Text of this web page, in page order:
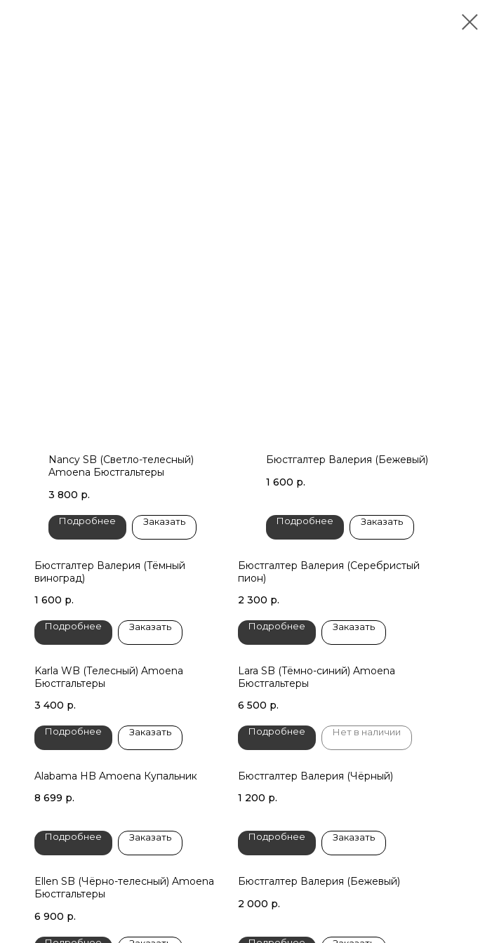
Nancy SB (Светло-телесный)
Amoena Бюстгальтеры
3 800 р.
Подробнее Заказать
Бюстгалтер Валерия (Бежевый)
1 600 р.
Подробнее Заказать
Бюстгалтер Валерия (Тёмный
виноград)
1 600 р.
Подробнее Заказать
Бюстгалтер Валерия (Серебристый
пион)
2 300 р.
Подробнее Заказать
Karla WB (Телесный) Amoena
Бюстгальтеры
3 400 р.
Подробнее Заказать
Lara SB (Тёмно-синий) Amoena
Бюстгальтеры
6 500 р.
Подробнее Нет в наличии
Alabama HB Amoena Купальник
8 699 р.
Подробнее Заказать
Бюстгалтер Валерия (Чёрный)
1 200 р.
Подробнее Заказать
Ellen SB (Чёрно-телесный) Amoena
Бюстгальтеры
6 900 р.
Бюстгалтер Валерия (Бежевый)
2 000 р.